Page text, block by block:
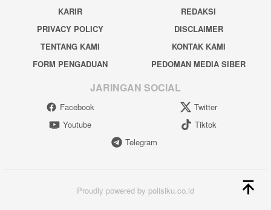
KARIR
REDAKSI
PRIVACY POLICY
DISCLAIMER
TENTANG KAMI
KONTAK KAMI
FORM PENGADUAN
PEDOMAN MEDIA SIBER
JARINGAN SOCIAL
Facebook
Twitter
Youtube
Tiktok
Telegram
Proudly powered by polisiku.co.id